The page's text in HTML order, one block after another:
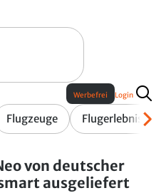
Flugzeuge Flugerlebnis
Werbefrei Login
von deutscher
ausgeliefert